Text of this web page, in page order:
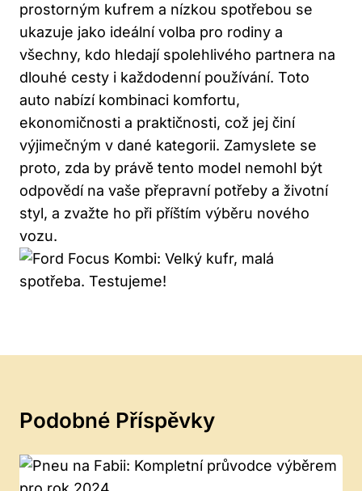
prostorným kufrem a nízkou spotřebou se
ukazuje jako ideální volba pro rodiny a
všechny, kdo hledají spolehlivého partnera na
dlouhé cesty i každodenní používání. Toto
auto nabízí kombinaci komfortu,
ekonomičnosti a praktičnosti, což jej činí
výjimečným v dané kategorii. Zamyslete se
proto, zda by právě tento model nemohl být
odpovědí na vaše přepravní potřeby a životní
styl, a zvažte ho při příštím výběru nového
vozu.
Podobné Příspěvky